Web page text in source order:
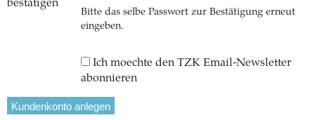
bestätigen
Bitte das selbe Passwort zur Bestätigung erneut
eingeben.
Ich moechte den TZK Email-Newsletter
abonnieren